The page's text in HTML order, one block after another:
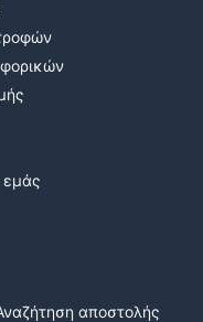
εμάς
αποστολής